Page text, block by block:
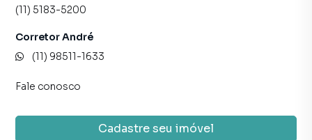
(11) 5183-5200
Corretor André
(11) 98511-1633
Fale conosco
Cadastre seu imóvel